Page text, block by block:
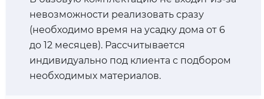
невозможности реализовать сразу
(необходимо время на усадку дома от 6
до 12 месяцев). Рассчитывается
индивидуально под клиента с подбором
необходимых материалов.